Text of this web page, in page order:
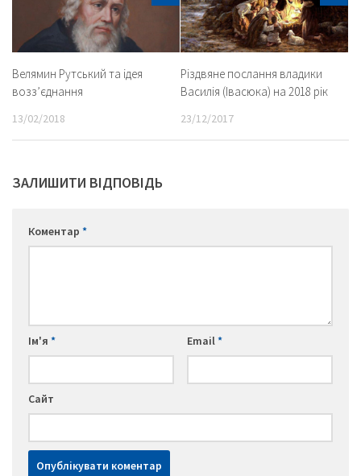
Велямин Рутський та ідея
возз’єднання
13/02/2018
Різдвяне послання владики
Василія (Івасюка) на 2018 рік
23/12/2017
ЗАЛИШИТИ ВІДПОВІДЬ
Коментар *
Ім'я * Email*
Сайт